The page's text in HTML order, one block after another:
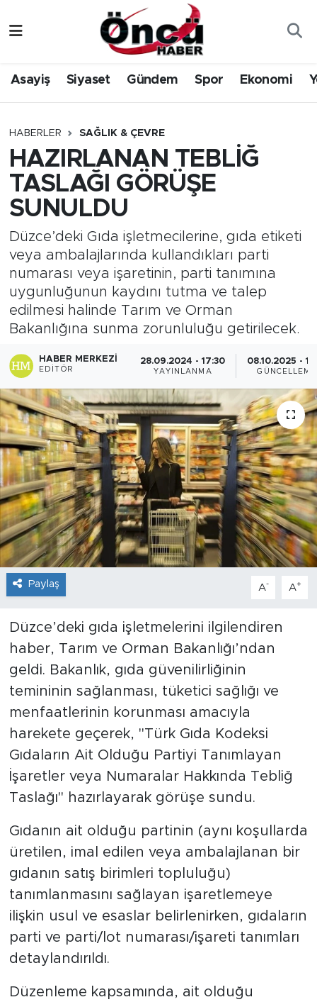
Asayiş Siyaset Gündem Spor Ekonomi
HABERLER SAĞLIK & ÇEVRE
HAZIRLANAN TEBLİĞ
TASLAĞI GÖRÜŞE
SUNULDU
Düzce’deki Gıda işletmecilerine, gıda etiketi
veya ambalajlarında kullandıkları parti
numarası veya işaretinin, parti tanımına
uygunluğunun kaydını tutma ve talep
edilmesi halinde Tarım ve Orman
Bakanlığına sunma zorunluluğu getirilecek.
HABER MERKEZI
EDITÖR
28.09.2024 - 17:30
YAYINLANMA
08.10.2025 -
GÜNCELLEME
Paylaş A- A+
Düzce’deki gıda işletmelerini ilgilendiren
haber, Tarım ve Orman Bakanlığı’ndan
geldi. Bakanlık, gıda güvenilirliğinin
temininin sağlanması, tüketici sağlığı ve
menfaatlerinin korunması amacıyla
harekete geçerek, "Türk Gıda Kodeksi
Gıdaların Ait Olduğu Partiyi Tanımlayan
İşaretler veya Numaralar Hakkında Tebliğ
Taslağı" hazırlayarak görüşe sundu.
Gıdanın ait olduğu partinin (aynı koşullarda
üretilen, imal edilen veya ambalajlanan bir
gıdanın satış birimleri topluluğu)
tanımlanmasını sağlayan işaretlemeye
ilişkin usul ve esaslar belirlenirken, gıdaların
parti ve parti/lot numarası/işareti tanımları
detaylandırıldı.
Düzenleme kapsamında, ait olduğu
Gündem
Sağlık & Çevre
Spor
Siyaset
Yerel Haber
Öncü Radyo Dinle
Öncü TV İzle
Düzce Nöbetçi Eczaneler
Düzce Hava Durumu
Düzce Namaz Vakitleri
Düzce Trafik Yoğunluk Haritası
Süper Lig Puan Durumu ve Fikstür
Tüm Manşetler
Son Dakika Haberleri
Haber Arşivi